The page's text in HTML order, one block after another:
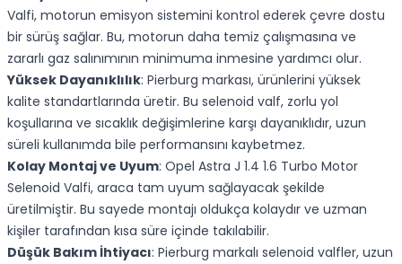
Valfi, motorun emisyon sistemini kontrol ederek çevre dostu
bir sürüş sağlar. Bu, motorun daha temiz çalışmasına ve
zararlı gaz salınımının minimuma inmesine yardımcı olur.
Yüksek Dayanıklılık: Pierburg markası, ürünlerini yüksek
kalite standartlarında üretir. Bu selenoid valf, zorlu yol
koşullarına ve sıcaklık değişimlerine karşı dayanıklıdır, uzun
süreli kullanımda bile performansını kaybetmez.
Kolay Montaj ve Uyum: Opel Astra J 1.4 1.6 Turbo Motor
Selenoid Valfi, araca tam uyum sağlayacak şekilde
üretilmiştir. Bu sayede montajı oldukça kolaydır ve uzman
kişiler tarafından kısa süre içinde takılabilir.
Düşük Bakım İhtiyacı: Pierburg markalı selenoid valfler, uzun